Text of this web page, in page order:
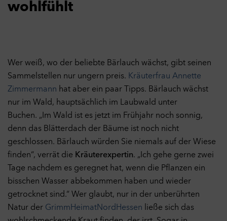
wohlfühlt
Wer weiß, wo der beliebte Bärlauch wächst, gibt seinen
Sammelstellen nur ungern preis. Kräuterfrau Annette
Zimmermann hat aber ein paar Tipps. Bärlauch wächst
nur im Wald, hauptsächlich im Laubwald unter
Buchen. „Im Wald ist es jetzt im Frühjahr noch sonnig,
denn das Blätterdach der Bäume ist noch nicht
geschlossen. Bärlauch würden Sie niemals auf der Wiese
finden“, verrät die Kräuterexpertin. „Ich gehe gerne zwei
Tage nachdem es geregnet hat, wenn die Pflanzen ein
bisschen Wasser abbekommen haben und wieder
getrocknet sind.“ Wer glaubt, nur in der unberührten
Natur der GrimmHeimatNordHessen ließe sich das